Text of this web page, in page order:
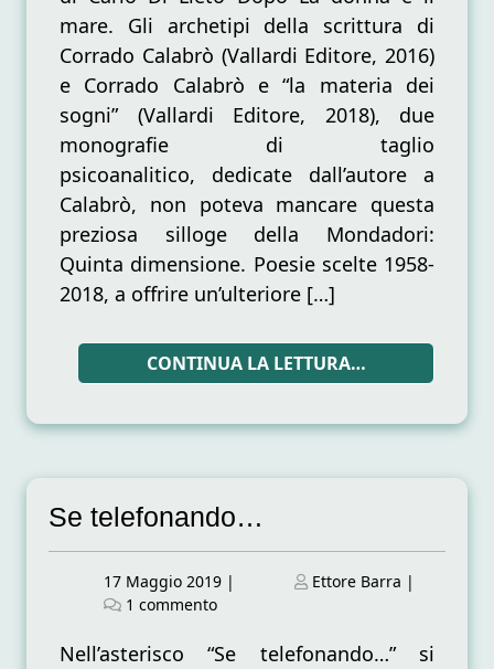
dell’altrove
nella
Quinta
dimensione.
Poesie
2018
di
Corrado
Calabrò*
mare. Gli archetipi della scrittura di
Corrado Calabrò (Vallardi Editore, 2016)
e Corrado Calabrò e “la materia dei
sogni” (Vallardi Editore, 2018), due
monografie di taglio
psicoanalitico, dedicate dall’autore a
Calabrò, non poteva mancare questa
preziosa silloge della Mondadori:
Quinta dimensione. Poesie scelte 1958-
2018, a offrire un’ulteriore […]
CONTINUA LA LETTURA…
Se telefonando…
Posted
on
17 Maggio 2019 |
Posted
Ettore Barra |
1 commentosu
telefonando…
Nell’asterisco “Se telefonando…” si